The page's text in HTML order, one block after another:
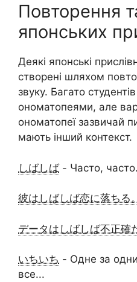
Повторення
японських
Деякі японські
створені шляхом
звуку. Багато
ономатопеями, але
ономатопеї зазвичай
мають інший контекст.
しばしば- Часто,
彼はしばしば恋に落ちる。
データはしばしば不正確
いちいち - Одне за
все...